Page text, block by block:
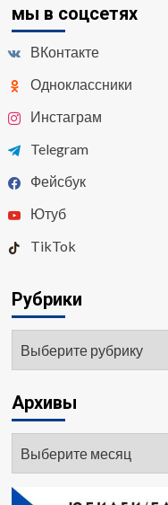
мы в соцсетях
ВКонтакте
Одноклассники
Инстаграм
Telegram
Фейсбук
Ютуб
TikTok
Рубрики
Архивы